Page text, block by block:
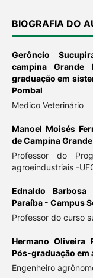
BIOGRAFIA DO
Gerôncio
campina Grande
graduação em
Pombal
Medico Veterinário
Manoel Moisés
de Campina Grande
Professor do
agroeindustriais -
Ednaldo
Paraíba - Campus
Professor do curso
Hermano Oliveira
Pós-graduação em
Engenheiro